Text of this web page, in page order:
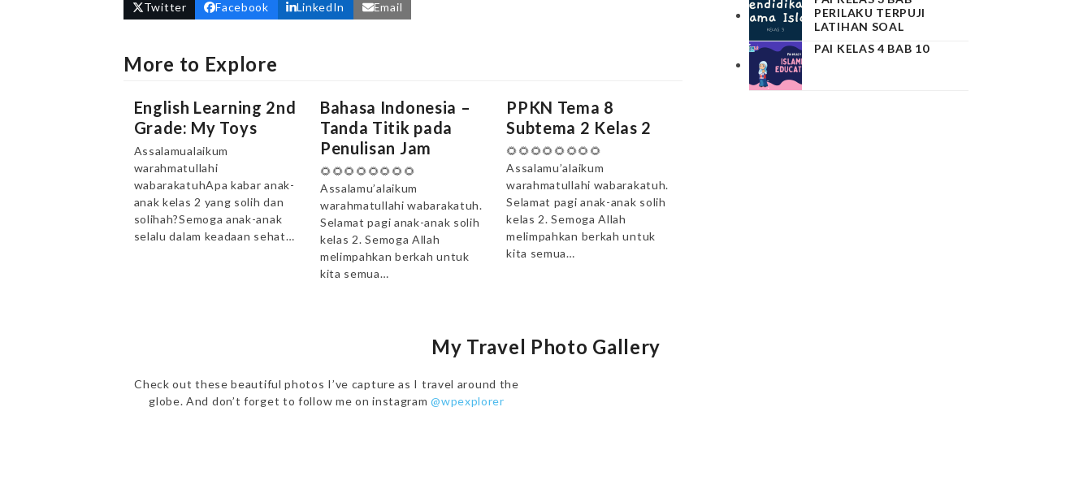
Twitter Facebook LinkedIn Email
More to Explore
English Learning 2nd
Grade: My Toys
Assalamualaikum
warahmatullahi
wabarakatuhApa kabar anak-
anak kelas 2 yang solih dan
solihah?Semoga anak-anak
selalu dalam keadaan sehat…
Bahasa Indonesia –
Tanda Titik pada
Penulisan Jam
🌻🌻🌻🌻🌻🌻🌻🌻
Assalamu’alaikum
warahmatullahi wabarakatuh.
Selamat pagi anak-anak solih
kelas 2. Semoga Allah
melimpahkan berkah untuk
kita semua…
PPKN Tema 8
Subtema 2 Kelas 2
🌻🌻🌻🌻🌻🌻🌻🌻
Assalamu’alaikum
warahmatullahi wabarakatuh.
Selamat pagi anak-anak solih
kelas 2. Semoga Allah
melimpahkan berkah untuk
kita semua…
PERILAKU TERPUJI
LATIHAN SOAL
PAI KELAS 4 BAB 10
My Travel Photo Gallery
Check out these beautiful photos I’ve capture as I travel around the
globe. And don’t forget to follow me on instagram@wpexplorer